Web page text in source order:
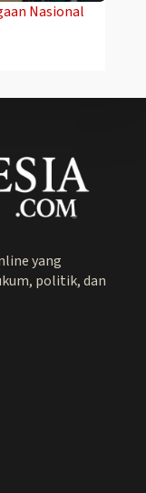
Nasional
yang
politik, dan